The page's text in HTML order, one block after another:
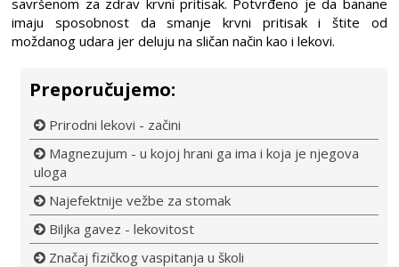
savršenom za zdrav krvni pritisak. Potvrđeno je da banane
imaju sposobnost da smanje krvni pritisak i štite od
moždanog udara jer deluju na sličan način kao i lekovi.
Preporučujemo:
Prirodni lekovi - začini
Magnezujum - u kojoj hrani ga ima i koja je njegova
uloga
Najefektnije vežbe za stomak
Biljka gavez - lekovitost
Značaj fizičkog vaspitanja u školi